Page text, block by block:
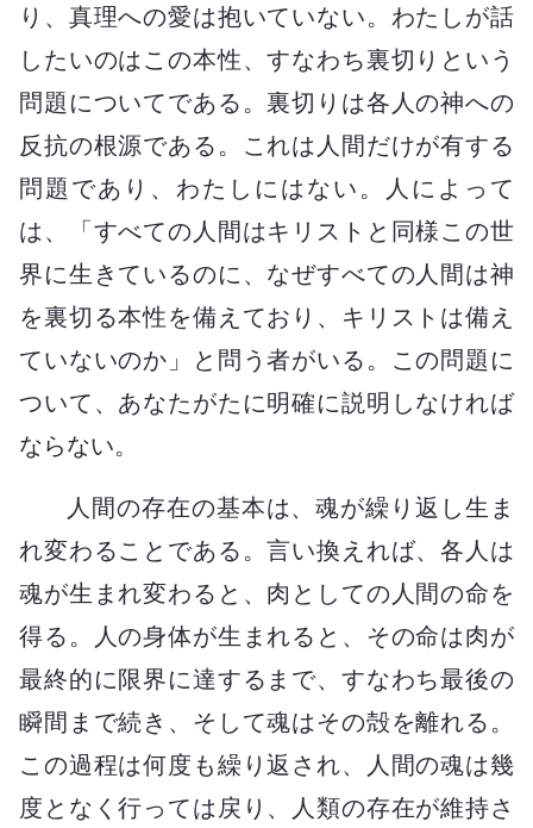
り、真理への愛は抱いていない。わたしが話
したいのはこの本性、すなわち裏切りという
問題についてである。裏切りは各人の神への
反抗の根源である。これは人間だけが有する
問題であり、わたしにはない。人によって
は、「すべての人間はキリストと同様この世
界に生きているのに、なぜすべての人間は神
を裏切る本性を備えており、キリストは備え
ていないのか」と問う者がいる。この問題に
ついて、あなたがたに明確に説明しなければ
ならない。
人間の存在の基本は、魂が繰り返し生ま
れ変わることである。言い換えれば、各人は
魂が生まれ変わると、肉としての人間の命を
得る。人の身体が生まれると、その命は肉が
最終的に限界に達するまで、すなわち最後の
瞬間まで続き、そして魂はその殻を離れる。
この過程は何度も繰り返され、人間の魂は幾
度となく行っては戻り、人類の存在が維持さ